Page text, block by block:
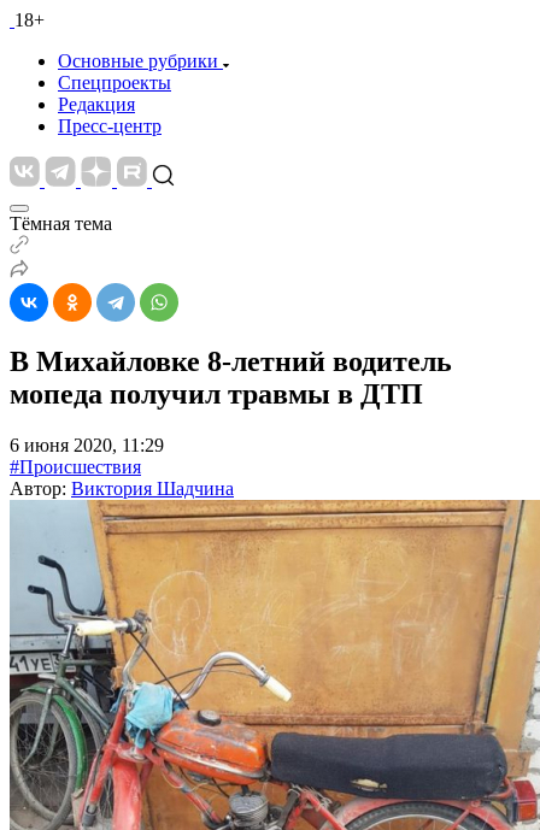
18+
Основные рубрики
Спецпроекты
Редакция
Пресс-центр
Тёмная тема
В Михайловке 8-летний водитель
мопеда получил травмы в ДТП
6 июня 2020, 11:29
#Происшествия
Автор: Виктория Шадчина